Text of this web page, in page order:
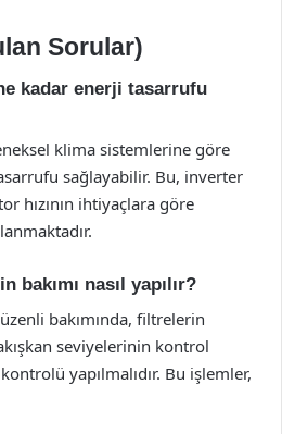
Sorular)
kadar enerji tasarrufu
klima sistemlerine göre
sağlayabilir. Bu, inverter
hızının ihtiyaçlara göre
nasıl yapılır?
bakımında, filtrelerin
seviyelerinin kontrol
yapılmalıdır. Bu işlemler,